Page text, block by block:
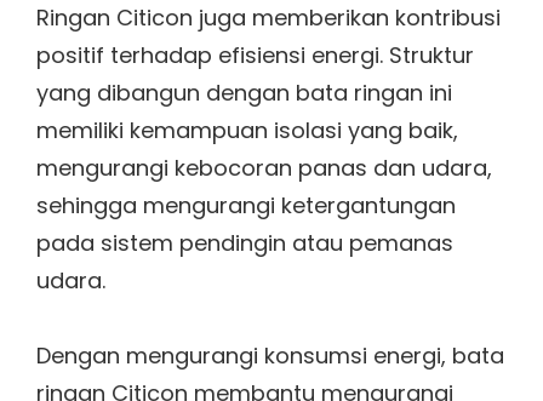
Ringan Citicon juga memberikan kontribusi
positif terhadap efisiensi energi. Struktur
yang dibangun dengan bata ringan ini
memiliki kemampuan isolasi yang baik,
mengurangi kebocoran panas dan udara,
sehingga mengurangi ketergantungan
pada sistem pendingin atau pemanas
udara.
Dengan mengurangi konsumsi energi, bata
ringan Citicon membantu mengurangi